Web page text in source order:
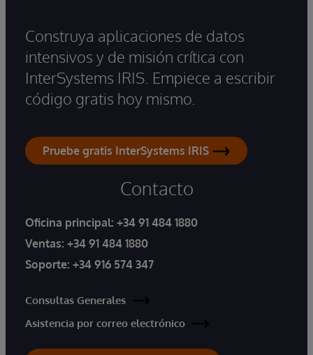
Construya aplicaciones de datos
intensivos y de misión crítica con
InterSystems IRIS. Empiece a escribir
código gratis hoy mismo.
Pruebe gratis InterSystems IRIS
Contacto
Oficina principal: +34 91 484 1880
Ventas: +34 91 484 1880
Soporte: +34 916 574 347
Consultas Generales
Asistencia por correo electrónico